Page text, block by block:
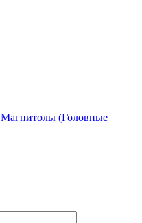
Магнитолы (Головные